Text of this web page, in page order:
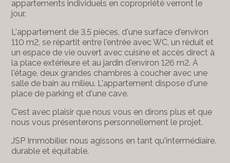
appartements individuels en copropriété verront le
jour.
L'appartement de 3,5 pièces, d'une surface d'environ
110 m2, se répartit entre l'entrée avec WC, un réduit et
un espace de vie ouvert avec cuisine et accès direct à
la place extérieure et au jardin d'environ 126 m2. À
l'étage, deux grandes chambres à coucher avec une
salle de bain au milieu. L'appartement dispose d'une
place de parking et d'une cave.
C'est avec plaisir que nous vous en dirons plus et que
nous vous présenterons personnellement le projet.
JSP Immobilier. nous agissons en tant qu'intermédiaire.
durable et équitable.